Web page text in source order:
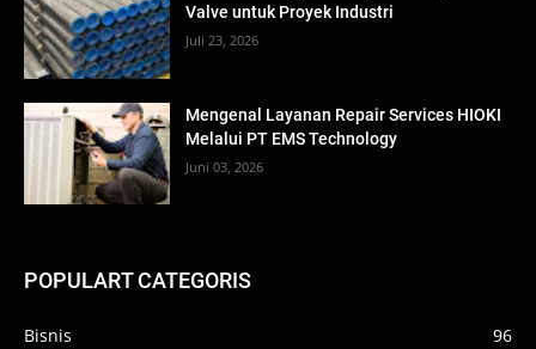
Valve untuk Proyek Industri
Juli 23, 2026
Mengenal Layanan Repair Services HIOKI
Melalui PT EMS Technology
Juni 03, 2026
POPULART CATEGORIS
Bisnis
96